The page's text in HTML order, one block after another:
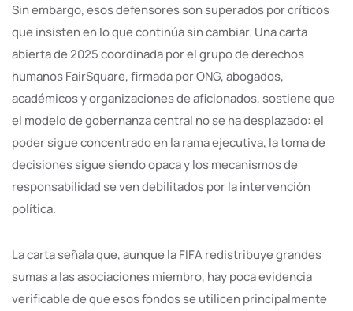
Sin embargo, esos defensores son superados por críticos
que insisten en lo que continúa sin cambiar. Una carta
abierta de 2025 coordinada por el grupo de derechos
humanos FairSquare, firmada por ONG, abogados,
académicos y organizaciones de aficionados, sostiene que
el modelo de gobernanza central no se ha desplazado: el
poder sigue concentrado en la rama ejecutiva, la toma de
decisiones sigue siendo opaca y los mecanismos de
responsabilidad se ven debilitados por la intervención
política.
La carta señala que, aunque la FIFA redistribuye grandes
sumas a las asociaciones miembro, hay poca evidencia
verificable de que esos fondos se utilicen principalmente